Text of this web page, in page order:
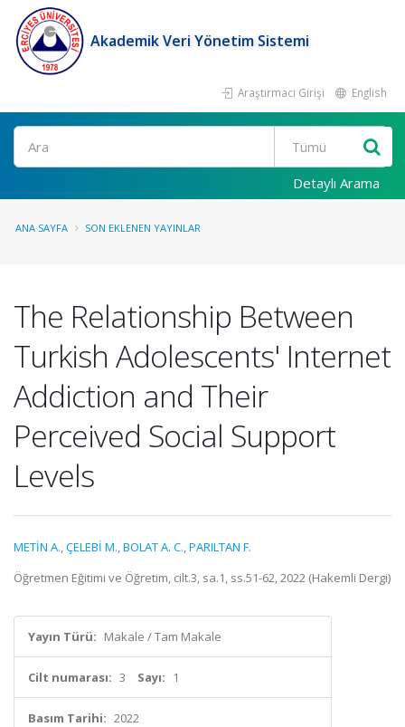
Akademik Veri Yönetim Sistemi
Araştırmacı Girişi English
Ara
Detaylı Arama
ANA SAYFA SON EKLENEN YAYINLAR
The Relationship Between
Turkish Adolescents' Internet
Addiction and Their
Perceived Social Support
Levels
METİN A.,ÇELEBİ M.,BOLAT A. C.,PARILTAN F.
Öğretmen Eğitimi ve Öğretim, cilt.3, sa.1, ss.51-62, 2022 (Hakemli Dergi)
Yayın Türü: Makale / Tam Makale
Cilt numarası: 3 Sayı: 1
Basım Tarihi: 2022